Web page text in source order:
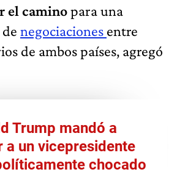
el caminopara una
negociaciones entre
de ambos países, agregó
Trump mandó a
a un vicepresidente
chocado